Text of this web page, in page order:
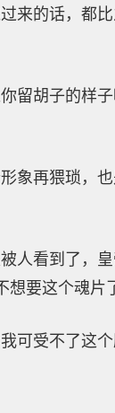
来的话，都
留胡子的样
象再猥琐，
人看到了，
要这个魂片
可受不了这